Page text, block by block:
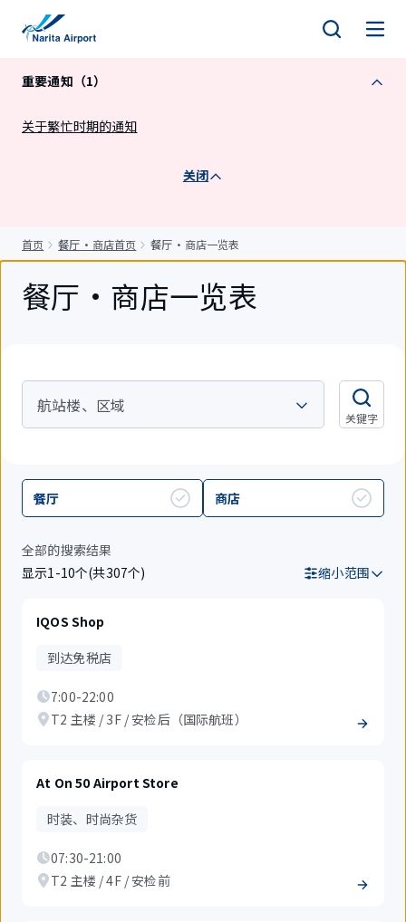
重要通知（1）
关于繁忙时期的通知
关闭
首页 餐厅・商店首页 餐厅・商店一览表
餐厅・商店一览表
航站楼、区域
关键字
餐厅 商店
全部的搜索结果
显示1-10个(共307个)
缩小范围
IQOS Shop
到达免税店
7:00-22:00
T2 主楼 / 3F / 安检后（国际航班）
At On 50 Airport Store
时装、时尚杂货
07:30-21:00
T2 主楼 / 4F / 安检前